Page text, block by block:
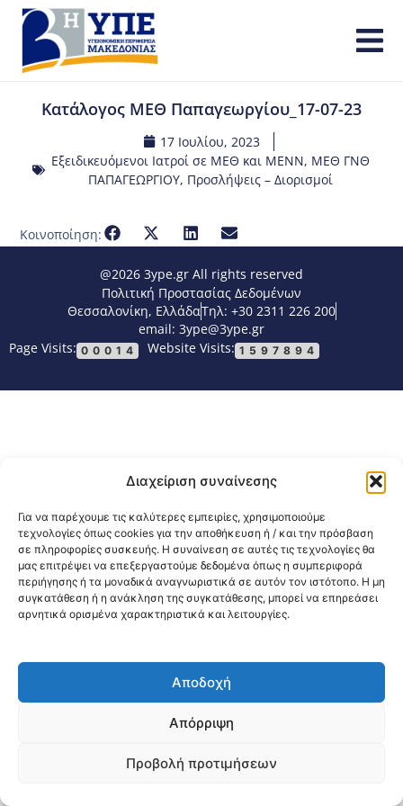
Διαχείριση συναίνεσης
Για να παρέχουμε τις καλύτερες εμπειρίες, χρησιμοποιούμε
τεχνολογίες όπως cookies για την αποθήκευση ή / και την πρόσβαση
σε πληροφορίες συσκευής. Η συναίνεση σε αυτές τις τεχνολογίες θα
μας επιτρέψει να επεξεργαστούμε δεδομένα όπως η συμπεριφορά
περιήγησης ή τα μοναδικά αναγνωριστικά σε αυτόν τον ιστότοπο. Η μη
συγκατάθεση ή η ανάκληση της συγκατάθεσης, μπορεί να επηρεάσει
αρνητικά ορισμένα χαρακτηριστικά και λειτουργίες.
Αποδοχή
Απόρριψη
Προβολή προτιμήσεων
Κατάλογος ΜΕΘ Παπαγεωργίου_17-07-23
17 Ιουλίου, 2023
Εξειδικευόμενοι Ιατροί σε ΜΕΘ και ΜΕΝΝ, ΜΕΘ ΓΝΘ
ΠΑΠΑΓΕΩΡΓΙΟΥ, Προσλήψεις – Διορισμοί
Κοινοποίηση:
@2026 3ype.gr All rights reserved
Πολιτική Προστασίας Δεδομένων
Θεσσαλονίκη, ΕλλάδαΤηλ: +30 2311 226 200
email: 3ype@3ype.gr
Page Visits: 00014 Website Visits: 1597894